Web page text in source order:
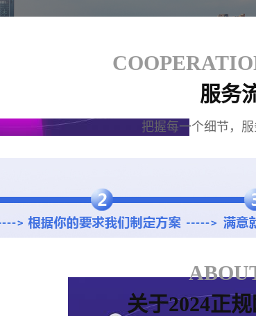
服务
把握每一个细节，服
关于2024正